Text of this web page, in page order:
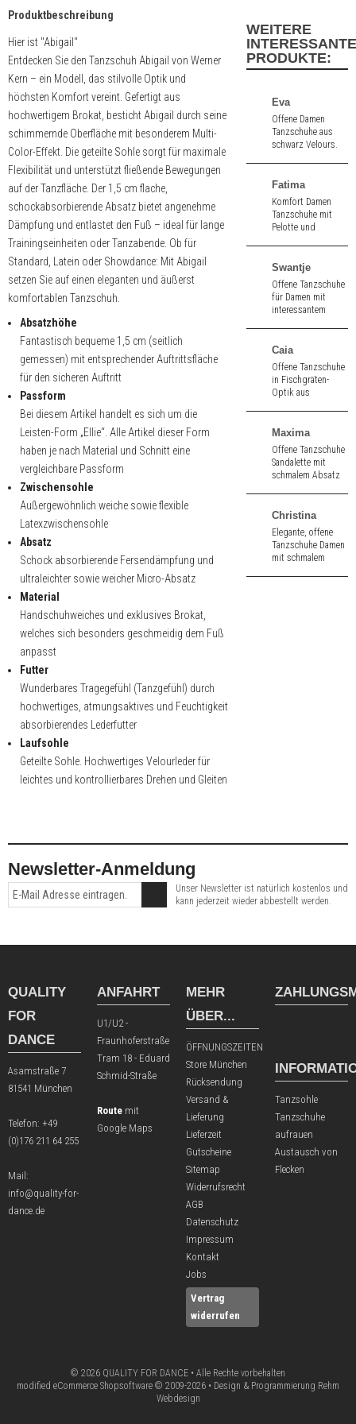
Produktbeschreibung
Hier ist "Abigail"
Entdecken Sie den Tanzschuh Abigail von Werner
Kern – ein Modell, das stilvolle Optik und
höchsten Komfort vereint. Gefertigt aus
hochwertigem Brokat, besticht Abigail durch seine
schimmernde Oberfläche mit besonderem Multi-
Color-Effekt. Die geteilte Sohle sorgt für maximale
Flexibilität und unterstützt fließende Bewegungen
auf der Tanzfläche. Der 1,5 cm flache,
schockabsorbierende Absatz bietet angenehme
Dämpfung und entlastet den Fuß – ideal für lange
Trainingseinheiten oder Tanzabende. Ob für
Standard, Latein oder Showdance: Mit Abigail
setzen Sie auf einen eleganten und äußerst
komfortablen Tanzschuh.
Absatzhöhe
Fantastisch bequeme 1,5 cm (seitlich
gemessen) mit entsprechender Auftrittsfläche
für den sicheren Auftritt
Passform
Bei diesem Artikel handelt es sich um die
Leisten-Form „Ellie“. Alle Artikel dieser Form
haben je nach Material und Schnitt eine
vergleichbare Passform
Zwischensohle
Außergewöhnlich weiche sowie flexible
Latexzwischensohle
Absatz
Schock absorbierende Fersendämpfung und
ultraleichter sowie weicher Micro-Absatz
Material
Handschuhweiches und exklusives Brokat,
welches sich besonders geschmeidig dem Fuß
anpasst
Futter
Wunderbares Tragegefühl (Tanzgefühl) durch
hochwertiges, atmungsaktives und Feuchtigkeit
absorbierendes Lederfutter
Laufsohle
Geteilte Sohle. Hochwertiges Velourleder für
leichtes und kontrollierbares Drehen und Gleiten
WEITERE
INTERESSANTE
PRODUKTE:
Eva
Offene Damen
Tanzschuhe aus
schwarz Velours.
Fatima
Komfort Damen
Tanzschuhe mit
Pelotte und
6,0 cm hoher
Absatz.
Swantje
Offene Tanzschuhe
für Damen mit
interessantem
schwarz und
Nappa antik. 5,5
cm hoher Absatz.
Caia
Offene Tanzschuhe
in Fischgräten-
Optik aus
hoher Absatz.
Maxima
Offene Tanzschuhe
Sandalette mit
schmalem Absatz
cm hoher Absatz.
Christina
Elegante, offene
Tanzschuhe Damen
mit schmalem
Newsletter-Anmeldung
Unser Newsletter ist natürlich kostenlos und
kann jederzeit wieder abbestellt werden.
QUALITY
FOR
DANCE
Asamstraße 7
81541 München
Telefon: +49
(0)176 211 64 255
Mail:
info@quality-for-
dance.de
ANFAHRT
U1/U2 -
Fraunhoferstraße
Tram 18 - Eduard
Schmid-Straße
Route mit
Google Maps
MEHR
ÜBER...
ÖFFNUNGSZEITEN
Store München
Rücksendung
Versand &
Lieferung
Lieferzeit
Gutscheine
Sitemap
Widerrufsrecht
AGB
Datenschutz
Impressum
Kontakt
Jobs
Vertrag
widerrufen
Tanzsohle
Tanzschuhe
aufrauen
Austausch von
Flecken
© 2026 QUALITY FOR DANCE • Alle Rechte vorbehalten
modified eCommerce Shopsoftware © 2009-2026 • Design & Programmierung Rehm
Webdesign